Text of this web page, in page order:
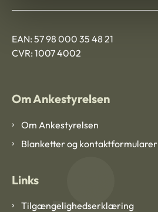
EAN: 57 98 000 35 48 21
CVR: 1007 4002
Om Ankestyrelsen
Om Ankestyrelsen
Blanketter og kontaktformularer
Links
Tilgængelighedserklæring